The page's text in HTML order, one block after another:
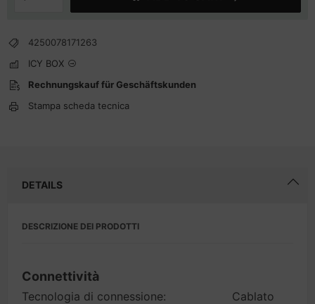
4250078171263
ICY BOX
Rechnungskauf für Geschäftskunden
Stampa scheda tecnica
DETAILS
DESCRIZIONE DEI PRODOTTI
Connettività
Tecnologia di connessione:
Cablato